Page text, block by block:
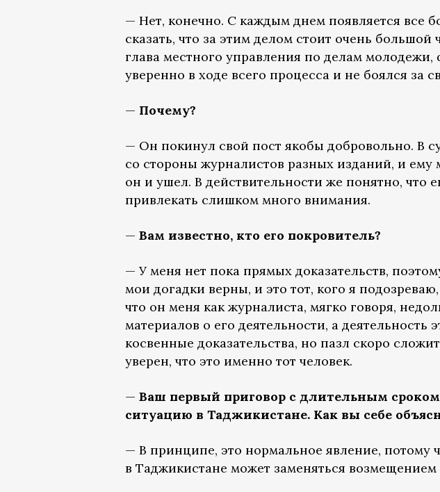
— Нет, конечно. С каждым днем появляется все
сказать, что за этим делом стоит очень
глава местного управления по делам молодежи,
уверенно в ходе всего процесса и не боялся за
— Почему?
— Он покинул свой пост якобы добровольно. В
со стороны журналистов разных изданий, и
он и ушел. В действительности же понятно, что
привлекать слишком много внимания.
— Вам известно, кто его покровитель?
— У меня нет пока прямых доказательств,
мои догадки верны, и это тот, кого я
что он меня как журналиста, мягко говоря,
материалов о его деятельности, а деятельность
косвенные доказательства, но пазл скоро
уверен, что это именно тот человек.
— Ваш первый приговор с длительным
ситуацию в Таджикистане. Как вы себе
— В принципе, это нормальное явление, потому
в Таджикистане может заменяться